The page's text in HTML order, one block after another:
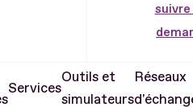
suivre
Services
Outils et
simulateurs
Réseaux